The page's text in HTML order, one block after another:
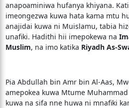
anapoaminiwa hufanya khiyana.
imeongezwa kuwa hata kama mtu
anajidai kuwa ni Muislamu, tabia
unafiki. Hadithi hii imepokewa na
Muslim, na imo katika Riyadh As-
Pia Abdullah bin Amr bin Al-Aas,
amepokea kuwa Mtume Muhammad ﷺ alisema kuwa mwenye
kuwa na sifa nne huwa ni mnafiki